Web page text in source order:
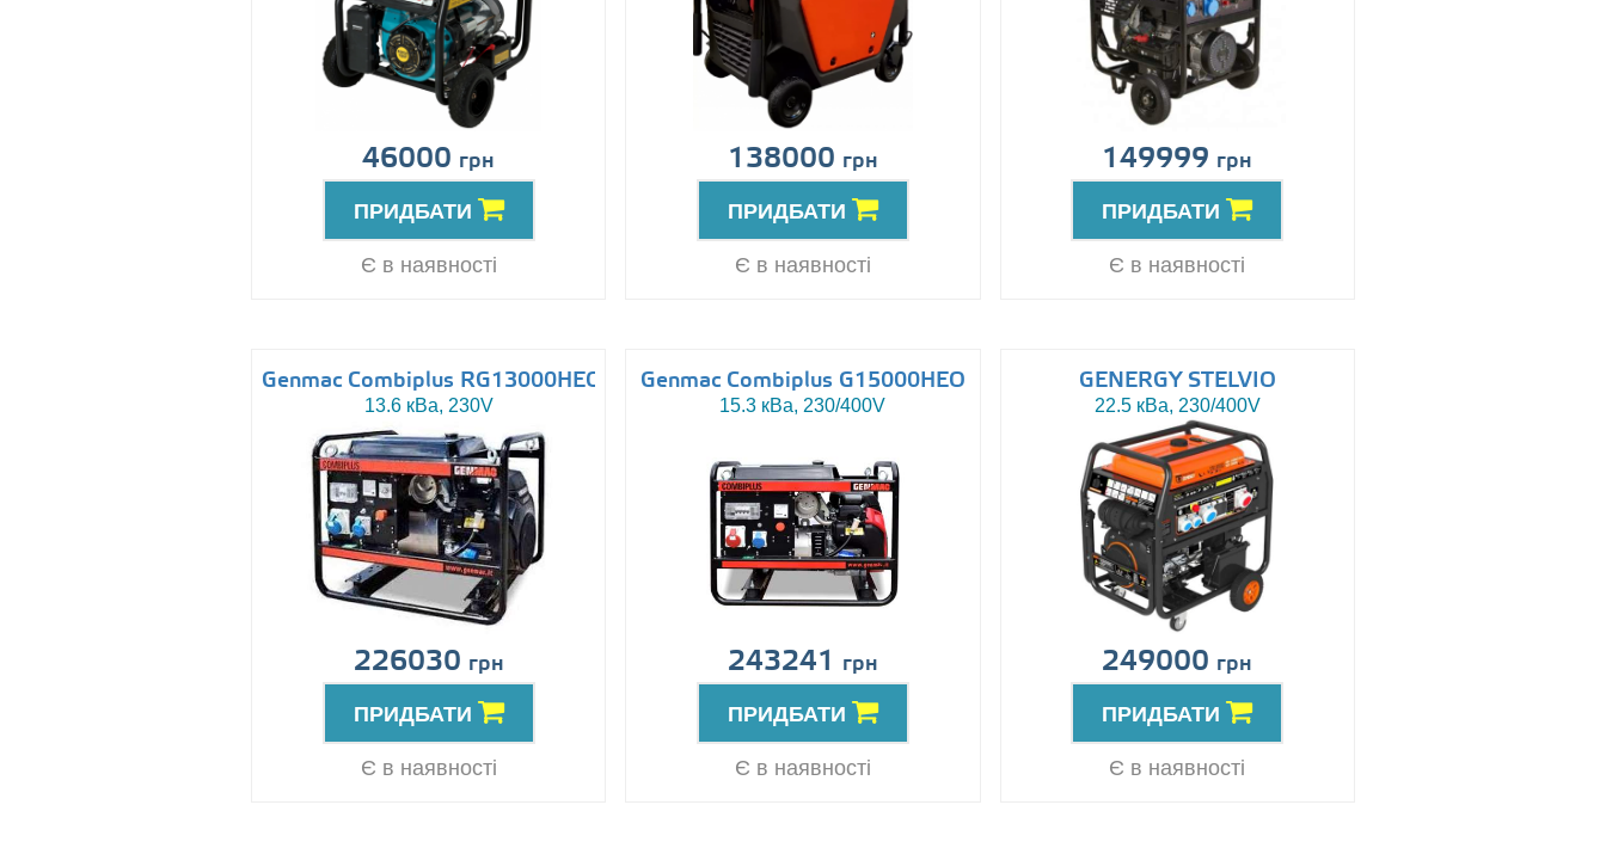
46000 грн
ПРИДБАТИ
Є в наявності
138000 грн
ПРИДБАТИ
Є в наявності
149999 грн
ПРИДБАТИ
Є в наявності
Genmac Combiplus RG13000HEO
13.6 кВа, 230V
226030 грн
ПРИДБАТИ
Є в наявності
Genmac Combiplus G15000HEO
15.3 кВа, 230/400V
243241 грн
ПРИДБАТИ
Є в наявності
GENERGY STELVIO
22.5 кВа, 230/400V
249000 грн
ПРИДБАТИ
Є в наявності